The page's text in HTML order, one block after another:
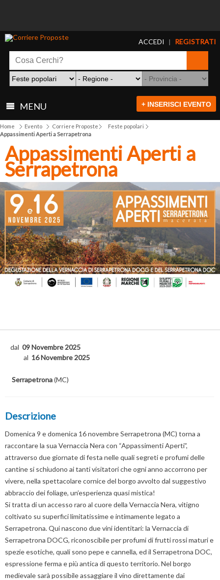
ACCEDI | REGISTRATI
MENU + INSERISCI EVENTO
Home Evento Corriere Proposte
Feste popolari
Appassimenti Aperti a Serrapetrona
Appassimenti Aperti a
Serrapetrona
dal 09 Novembre 2025
al 16 Novembre 2025
Serrapetrona(MC)
Descrizione
Domenica 9 e domenica 16 novembre Serrapetrona (MC) torna a
raccontare la sua Vernaccia Nera con “Appassimenti Aperti”,
attraverso due giornate di festa nelle quali segreti e profumi delle
cantine si schiudono ai tanti visitatori che ogni anno accorrono per
vivere, nella spettacolare cornice del borgo avvolto dal suggestivo
abbraccio dei foliage, un’esperienza quasi mistica!
Si tratta di un accesso raro al cuore della Vernaccia Nera, vitigno
coltivato su superfici limitatissime e intimamente legato a
Serrapetrona. Qui nascono due vini identitari: la Vernaccia di
Serrapetrona DOCG, riconoscibile per profumi di frutti rossi maturi e
spezie esotiche, quali sono pepe e cannella, ed il Serrapetrona DOC,
espressione ferma e più antica di questo territorio. Nel borgo
medievale sarà possibile assaggiare il vino direttamente dai